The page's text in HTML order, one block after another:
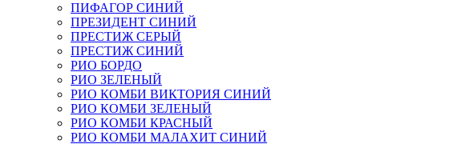
ПИФАГОР СИНИЙ
ПРЕЗИДЕНТ СИНИЙ
ПРЕСТИЖ СЕРЫЙ
ПРЕСТИЖ СИНИЙ
РИО БОРДО
РИО ЗЕЛЕНЫЙ
РИО КОМБИ ВИКТОРИЯ СИНИЙ
РИО КОМБИ ЗЕЛЕНЫЙ
РИО КОМБИ КРАСНЫЙ
РИО КОМБИ МАЛАХИТ СИНИЙ